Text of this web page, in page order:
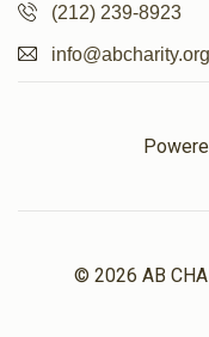
(212) 239-8923
info@abcharity.org
© 2026 AB